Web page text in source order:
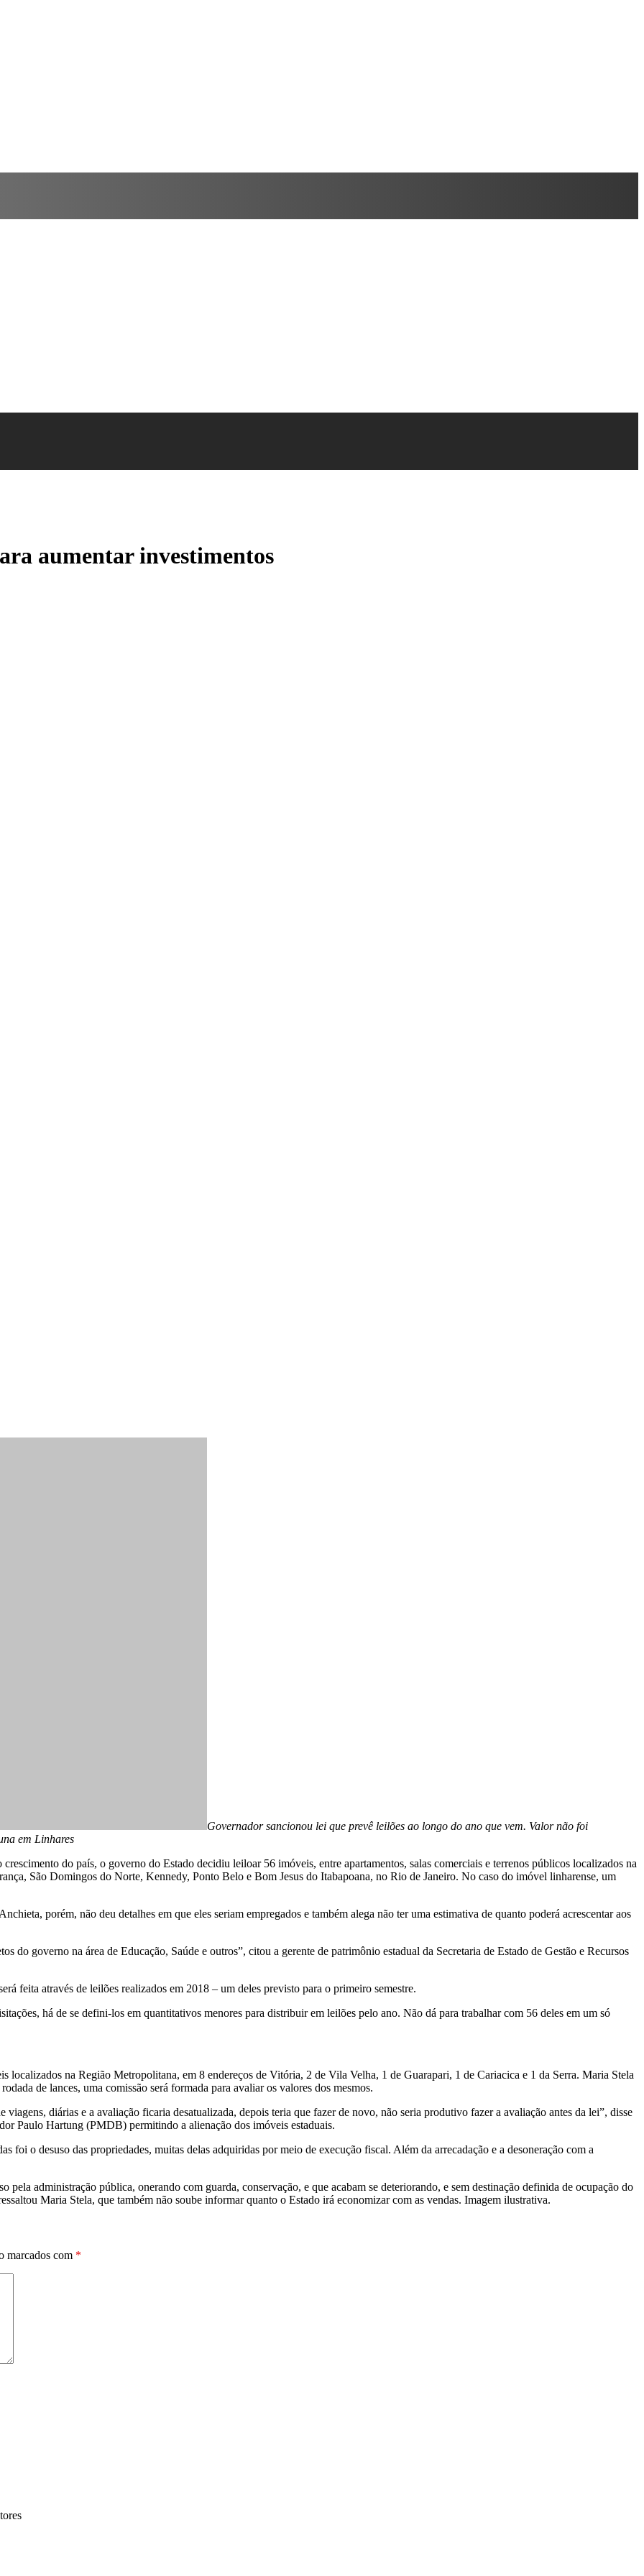
aumentar investimentos
Governador sancionou lei que prevê leilões ao longo do ano que vem. Valor não foi
em Linhares
do país, o governo do Estado decidiu leiloar 56 imóveis, entre apartamentos, salas comerciais e terrenos públicos localizados na
São Domingos do Norte, Kennedy, Ponto Belo e Bom Jesus do Itabapoana, no Rio de Janeiro. No caso do imóvel linharense, um
porém, não deu detalhes em que eles seriam empregados e também alega não ter uma estimativa de quanto poderá acrescentar aos
do governo na área de Educação, Saúde e outros”, citou a gerente de patrimônio estadual da Secretaria de Estado de Gestão e Recursos
feita através de leilões realizados em 2018 – um deles previsto para o primeiro semestre.
há de se defini-los em quantitativos menores para distribuir em leilões pelo ano. Não dá para trabalhar com 56 deles em um só
localizados na Região Metropolitana, em 8 endereços de Vitória, 2 de Vila Velha, 1 de Guarapari, 1 de Cariacica e 1 da Serra. Maria Stela
de lances, uma comissão será formada para avaliar os valores dos mesmos.
viagens, diárias e a avaliação ficaria desatualizada, depois teria que fazer de novo, não seria produtivo fazer a avaliação antes da lei”, disse
Paulo Hartung (PMDB) permitindo a alienação dos imóveis estaduais.
foi o desuso das propriedades, muitas delas adquiridas por meio de execução fiscal. Além da arrecadação e a desoneração com a
pela administração pública, onerando com guarda, conservação, e que acabam se deteriorando, e sem destinação definida de ocupação do
Maria Stela, que também não soube informar quanto o Estado irá economizar com as vendas. Imagem ilustrativa.
marcados com *